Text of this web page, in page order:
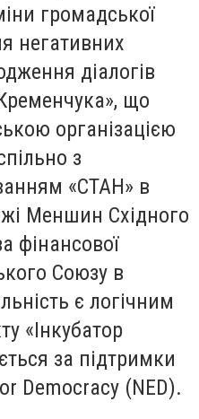
громадської
негативних
діалогів
що
організацією
з
«СТАН» в
Меншин Східного
фінансової
Союзу в
є логічним
«Інкубатор
за підтримки
Democracy (NED).